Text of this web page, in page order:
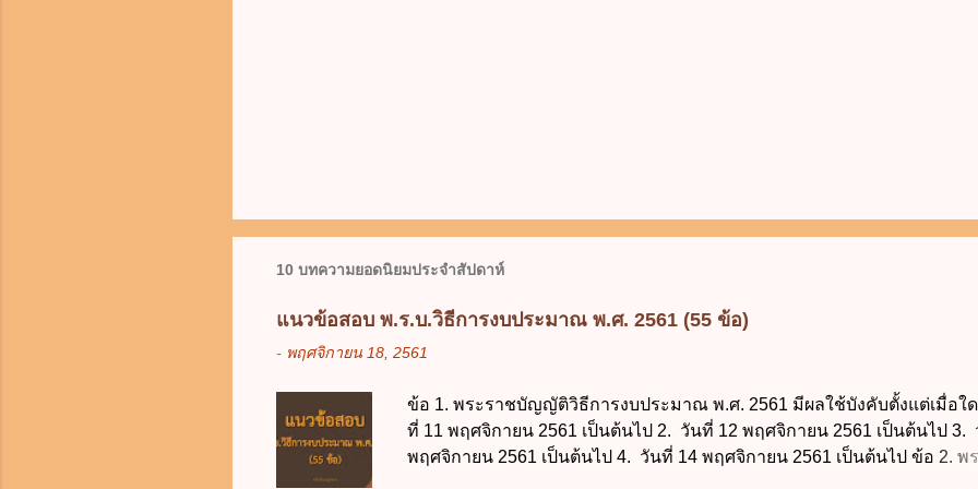
10 บทความยอดนิยมประจำสัปดาห์
แนวข้อสอบ พ.ร.บ.วิธีการงบประมาณ พ.ศ. 2561 (55 ข้อ)
- พฤศจิกายน 18, 2561
ข้อ 1. พระราชบัญญัติวิธีการงบประมาณ พ.ศ. 2561 มีผลใช้บังคับตั้งแต่เมื่อใ
ที่ 11 พฤศจิกายน 2561 เป็นต้นไป 2. วันที่ 12 พฤศจิกายน 2561 เป็นต้นไป 3.
พฤศจิกายน 2561 เป็นต้นไป 4. วันที่ 14 พฤศจิกายน 2561 เป็นต้นไป ข้อ 2. พ